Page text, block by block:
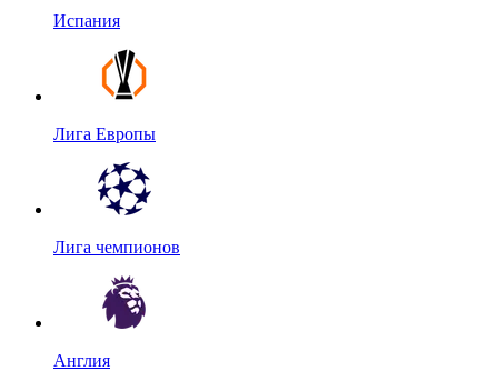
Испания
Лига Европы
Лига чемпионов
Англия